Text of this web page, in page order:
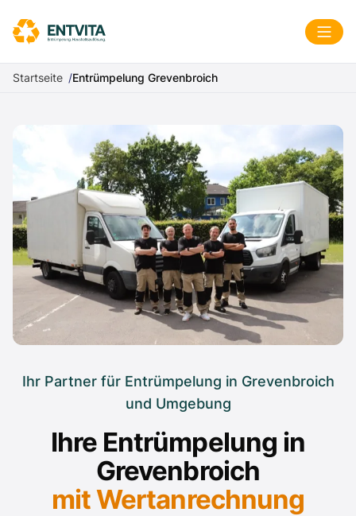
Startseite Entrümpelung Grevenbroich
Ihr Partner für Entrümpelung in Grevenbroich
und Umgebung
Ihre Entrümpelung in
Grevenbroich
mit Wertanrechnung